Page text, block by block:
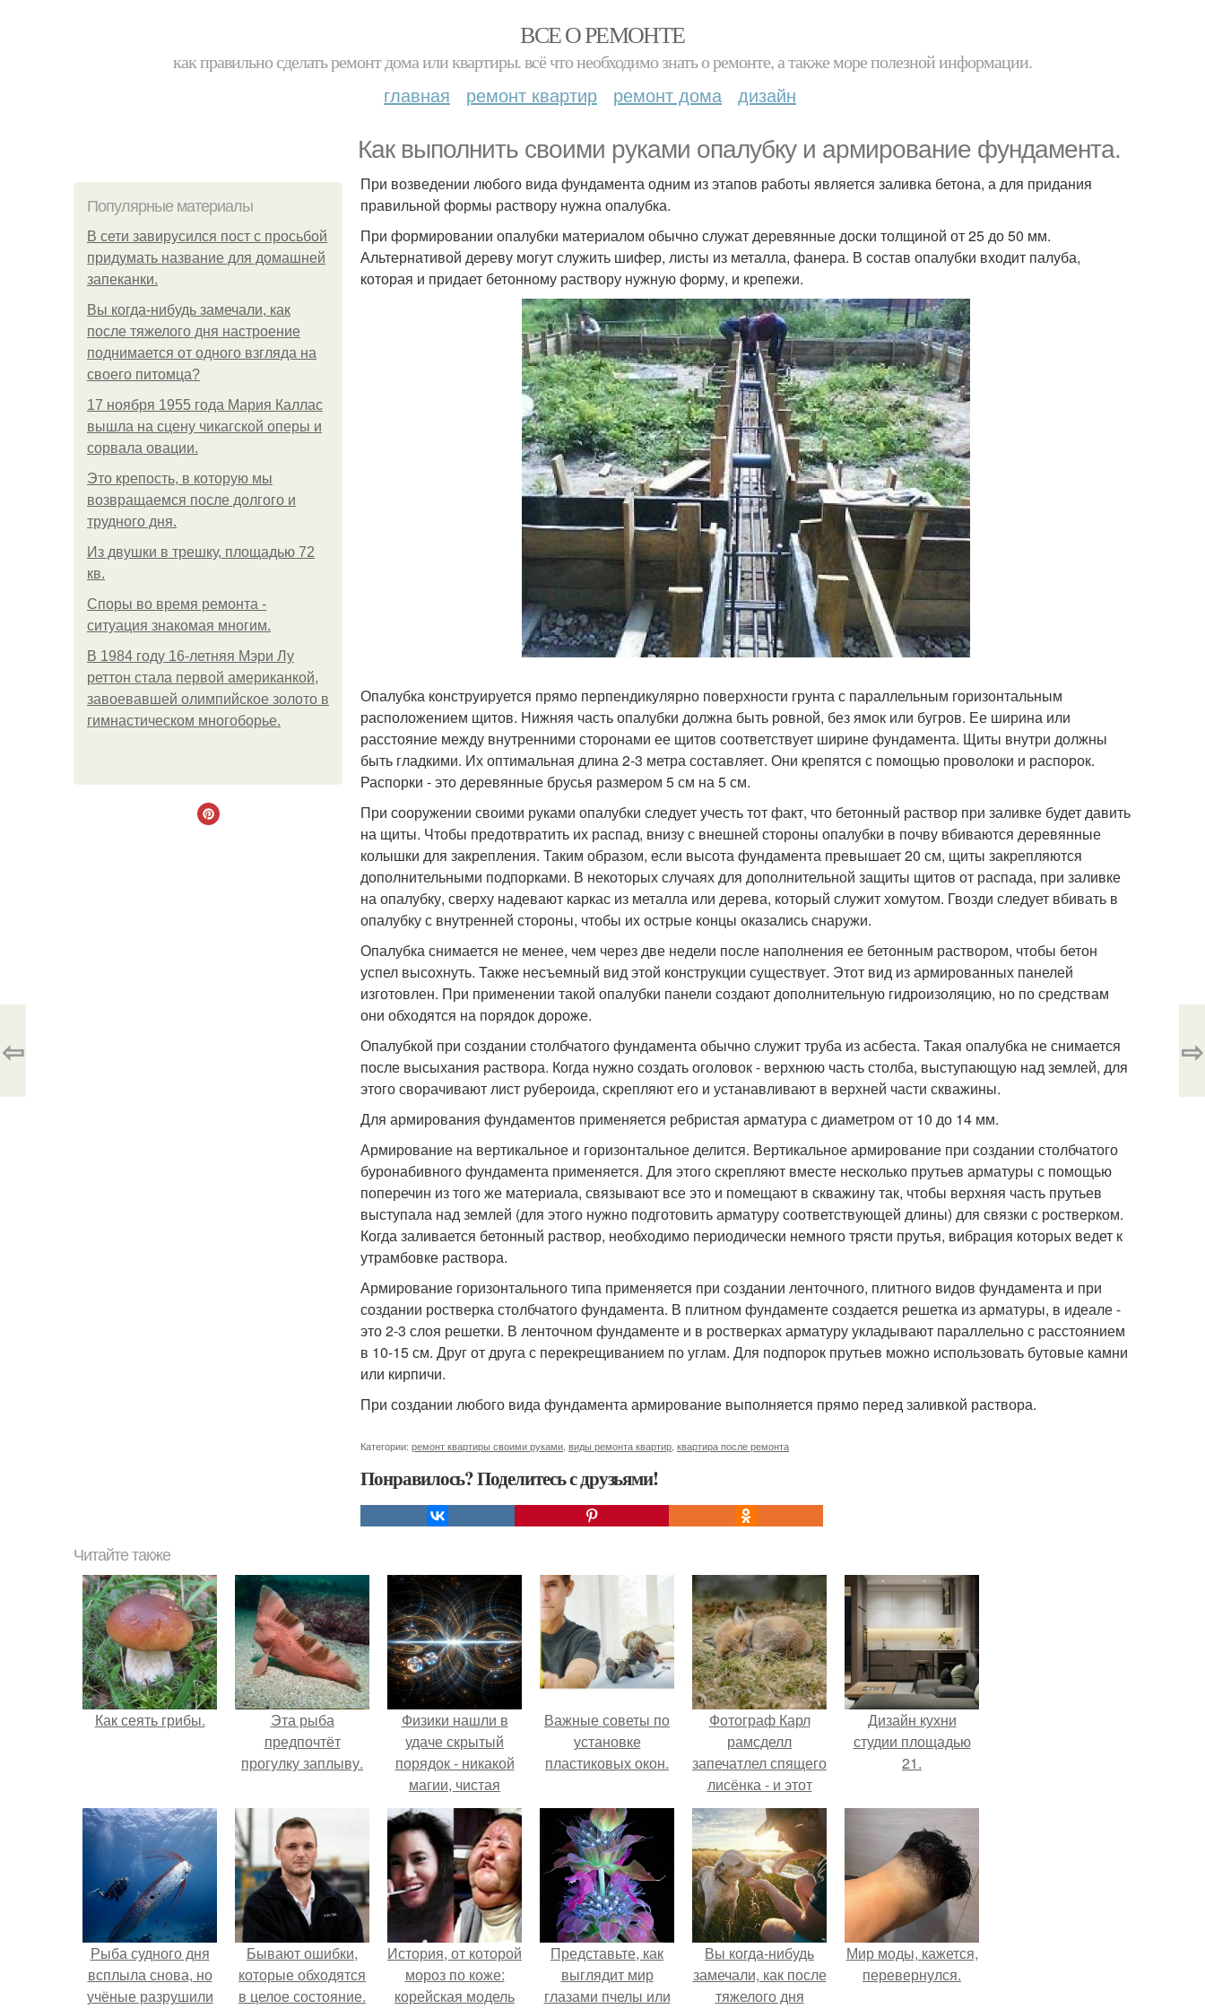
ВСЕ О РЕМОНТЕ
как правильно сделать ремонт дома или квартиры. всё что необходимо знать о ремонте, а также море полезной информации.
главная ремонт квартир ремонт дома дизайн
Как выполнить своими руками опалубку и армирование фундамента.
Популярные материалы
В сети завирусился пост с просьбой
придумать название для домашней
запеканки.
Вы когда-нибудь замечали, как
после тяжелого дня настроение
поднимается от одного взгляда на
своего питомца?
17 ноября 1955 года Мария Каллас
вышла на сцену чикагской оперы и
сорвала овации.
Это крепость, в которую мы
возвращаемся после долгого и
трудного дня.
Из двушки в трешку, площадью 72
кв.
Споры во время ремонта -
ситуация знакомая многим.
В 1984 году 16-летняя Мэри Лу
реттон стала первой американкой,
завоевавшей олимпийское золото в
гимнастическом многоборье.
При возведении любого вида фундамента одним из этапов работы является заливка бетона, а для придания
правильной формы раствору нужна опалубка.
При формировании опалубки материалом обычно служат деревянные доски толщиной от 25 до 50 мм.
Альтернативой дереву могут служить шифер, листы из металла, фанера. В состав опалубки входит палуба,
которая и придает бетонному раствору нужную форму, и крепежи.
Опалубка конструируется прямо перпендикулярно поверхности грунта с параллельным горизонтальным
расположением щитов. Нижняя часть опалубки должна быть ровной, без ямок или бугров. Ее ширина или
расстояние между внутренними сторонами ее щитов соответствует ширине фундамента. Щиты внутри должны
быть гладкими. Их оптимальная длина 2-3 метра составляет. Они крепятся с помощью проволоки и распорок.
Распорки - это деревянные брусья размером 5 см на 5 см.
При сооружении своими руками опалубки следует учесть тот факт, что бетонный раствор при заливке будет давить
на щиты. Чтобы предотвратить их распад, внизу с внешней стороны опалубки в почву вбиваются деревянные
колышки для закрепления. Таким образом, если высота фундамента превышает 20 см, щиты закрепляются
дополнительными подпорками. В некоторых случаях для дополнительной защиты щитов от распада, при заливке
на опалубку, сверху надевают каркас из металла или дерева, который служит хомутом. Гвозди следует вбивать в
опалубку с внутренней стороны, чтобы их острые концы оказались снаружи.
Опалубка снимается не менее, чем через две недели после наполнения ее бетонным раствором, чтобы бетон
успел высохнуть. Также несъемный вид этой конструкции существует. Этот вид из армированных панелей
изготовлен. При применении такой опалубки панели создают дополнительную гидроизоляцию, но по средствам
они обходятся на порядок дороже.
Опалубкой при создании столбчатого фундамента обычно служит труба из асбеста. Такая опалубка не снимается
после высыхания раствора. Когда нужно создать оголовок - верхнюю часть столба, выступающую над землей, для
этого сворачивают лист рубероида, скрепляют его и устанавливают в верхней части скважины.
Для армирования фундаментов применяется ребристая арматура с диаметром от 10 до 14 мм.
Армирование на вертикальное и горизонтальное делится. Вертикальное армирование при создании столбчатого
буронабивного фундамента применяется. Для этого скрепляют вместе несколько прутьев арматуры с помощью
поперечин из того же материала, связывают все это и помещают в скважину так, чтобы верхняя часть прутьев
выступала над землей (для этого нужно подготовить арматуру соответствующей длины) для связки с ростверком.
Когда заливается бетонный раствор, необходимо периодически немного трясти прутья, вибрация которых ведет к
утрамбовке раствора.
Армирование горизонтального типа применяется при создании ленточного, плитного видов фундамента и при
создании ростверка столбчатого фундамента. В плитном фундаменте создается решетка из арматуры, в идеале -
это 2-3 слоя решетки. В ленточном фундаменте и в ростверках арматуру укладывают параллельно с расстоянием
в 10-15 см. Друг от друга с перекрещиванием по углам. Для подпорок прутьев можно использовать бутовые камни
или кирпичи.
При создании любого вида фундамента армирование выполняется прямо перед заливкой раствора.
Категории: ремонт квартиры своими руками виды ремонта квартир квартира после ремонта
Понравилось? Поделитесь с друзьями!
⇦ ⇨
Читайте также
Как сеять грибы.
Эта рыба
предпочтёт
прогулку заплыву.
Физики нашли в
удаче скрытый
порядок - никакой
магии, чистая
квантовая
механика.
Важные советы по
установке
пластиковых окон.
Фотограф Карл
рамсделл
запечатлел спящего
лисёнка - и этот
кадр способен
растопить даже
самое суровое
сердце.
Дизайн кухни
студии площадью
21.
Рыба судного дня
всплыла снова, но
учёные разрушили
Бывают ошибки,
которые обходятся
в целое состояние.
История, от которой
мороз по коже:
корейская модель
Представьте, как
выглядит мир
глазами пчелы или
Вы когда-нибудь
замечали, как после
тяжелого дня
Мир моды, кажется,
перевернулся.